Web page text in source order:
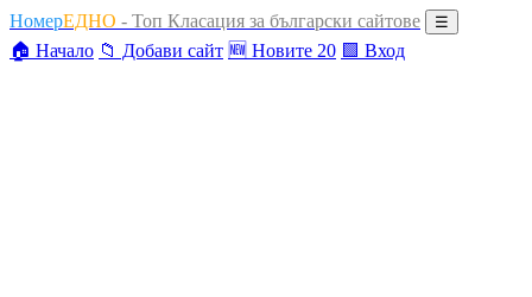
НомерЕДНО - Топ Класация за български сайтове ☰
🏠 Начало 📁 Добави сайт 🆕 Новите 20 🟩 Вход